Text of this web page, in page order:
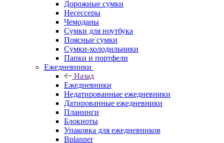
Дорожные сумки
Несессеры
Чемоданы
Сумки для ноутбука
Поясные сумки
Сумки-холодильники
Папки и портфели
Ежедневники
Назад
Ежедневники
Недатированные ежедневники
Датированные ежедневники
Планинги
Блокноты
Упаковка для ежедневников
Bplanner